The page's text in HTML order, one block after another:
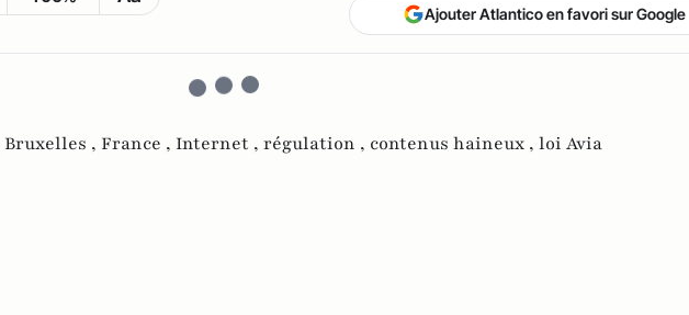
Ajouter Atlantico en favori sur Google
Bruxelles , France , Internet , régulation , contenus haineux , loi Avia